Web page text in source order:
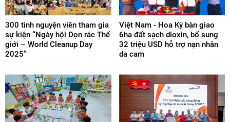
300 tình nguyện viên tham gia
sự kiện “Ngày hội Dọn rác Thế
giới – World Cleanup Day
2025”
Việt Nam - Hoa Kỳ bàn giao
6ha đất sạch dioxin, bổ sung
32 triệu USD hỗ trợ nạn nhân
da cam